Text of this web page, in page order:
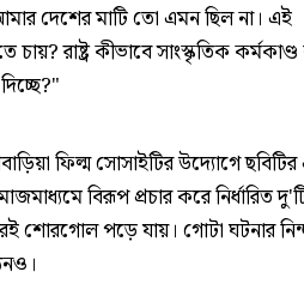
দেশের মাটি তো এমন ছিল না। এই
রাষ্ট্র কীভাবে সাংস্কৃতিক
ফিল্ম সোসাইটির উদ্যোগে
বিরূপ প্রচার করে নির্ধারিত
শোরগোল পড়ে যায়। গোটা ঘটনার